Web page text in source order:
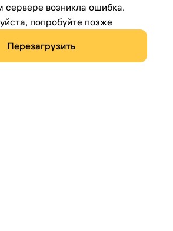
возникла ошибка.
попробуйте позже
Перезагрузить